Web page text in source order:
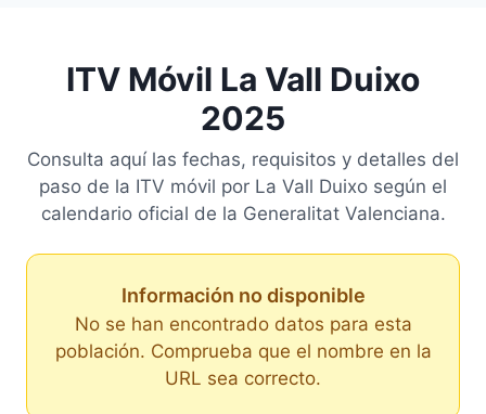
ITV Móvil La Vall Duixo
2025
Consulta aquí las fechas, requisitos y detalles del
paso de la ITV móvil por La Vall Duixo según el
calendario oficial de la Generalitat Valenciana.
Información no disponible
No se han encontrado datos para esta
población. Comprueba que el nombre en la
URL sea correcto.